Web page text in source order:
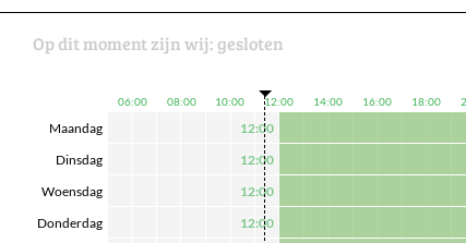
Op dit moment zijn wij: gesloten
06:00 08:00 10:00 12:00 14:00 16:00 18:00
Maandag 12:00
Dinsdag
12:00
Woensdag
12:00
Donderdag
12:00